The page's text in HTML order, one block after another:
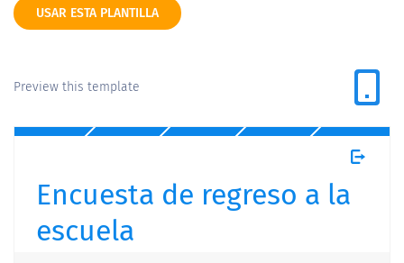
USAR ESTA PLANTILLA
Preview this template